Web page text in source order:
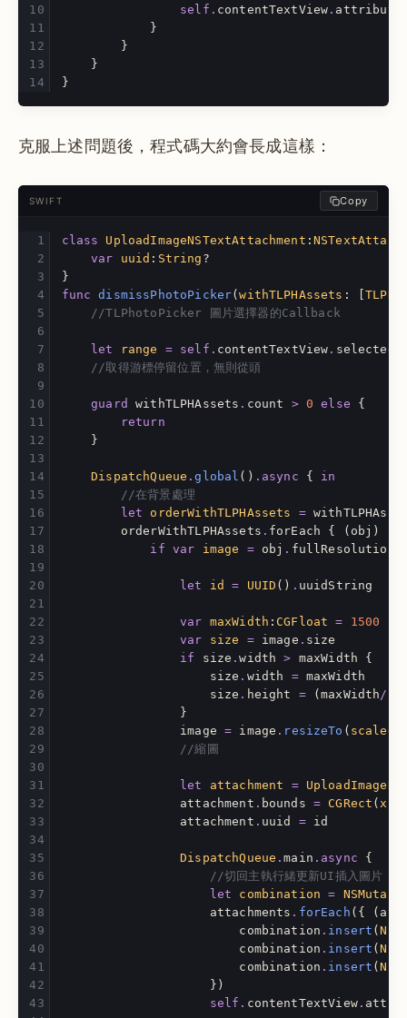
self . contentTextView .
}
}
}
}
克服上述問題後，程式碼大約會長成這樣：
SWIFT Copy
class UploadImageNSTextAttachment :
var
uuid : String ?
}
func
dismissPhotoPicker(withTLPHAssets : [
//TLPhotoPicker 圖片選擇器的Callback
let range = self . contentTextView .
//取得游標停留位置，無則從頭
guard withTLPHAssets . count > 0 else
{
return
}
DispatchQueue .global () . async {
in
//在背景處理
let
orderWithTLPHAssets =
orderWithTLPHAssets . forEach { ( obj )
if var image = obj .
let id = UUID () . uuidString
var maxWidth : CGFloat =
1500
var
size = image . size
if
size .width > maxWidth
{
size . width = maxWidth
size . height = (maxWidth/
}
image
= image . resizeTo (
//縮圖
let attachment =
attachment . bounds = CGRect (x
attachment . uuid = id
DispatchQueue .main . async
{
//切回主執行緒更新UI插入圖片
let
combination =
attachments . forEach ({ (
combination . insert (
combination . insert (
combination . insert (
})
self . contentTextView.